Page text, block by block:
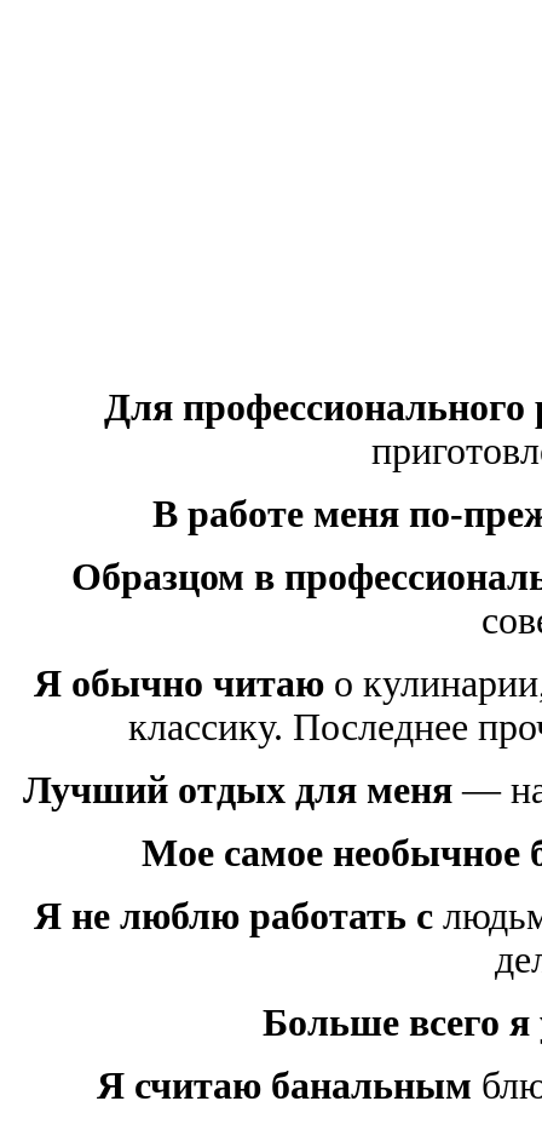
Для профессионального
В работе меня по-
Образцом в
Я обычно читаю о
классику. Последнее
Лучший отдых для меня— на
Мое самое необычное
Я не люблю работать с
Больше всего я
Я считаю банальным